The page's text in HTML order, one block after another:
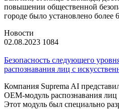
повышении общественной
городе было установлено более
Новости
02.08.2023 1084
Безопасность следующего
распознавания лиц с
Компания Suprema AI
OEM-модуль распознавания
Этот модуль был специально